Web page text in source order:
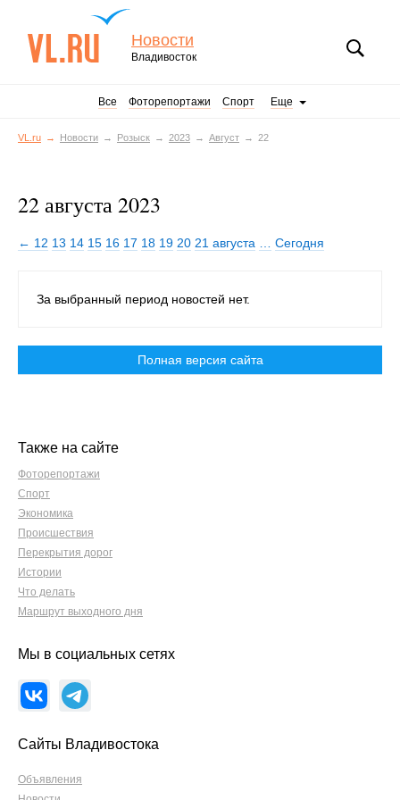
Новости
Владивосток
Все Фоторепортажи Спорт Еще
VL.ru Новости Розыск 2023 Август 22
22 августа 2023
← 12 13 14 15 16 17 18 19 20 21 августа Сегодня
За выбранный период новостей нет.
Полная версия сайта
Также на сайте
Фоторепортажи
Спорт
Экономика
Происшествия
Перекрытия дорог
Истории
Что делать
Маршрут выходного дня
Мы в социальных сетях
Сайты Владивостока
Объявления